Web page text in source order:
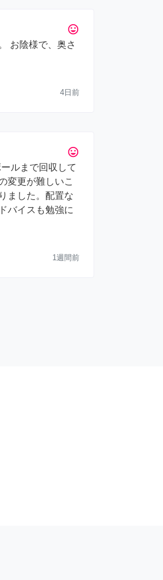
tag_faces
お陰様で、奥さ
4日前
tag_faces
ルまで回収して
変更が難しいこ
ました。配置な
バイスも勉強に
1週間前